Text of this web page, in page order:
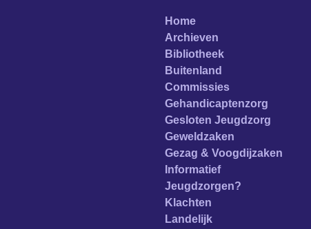
Home
Archieven
Bibliotheek
Buitenland
Commissies
Gehandicaptenzorg
Gesloten Jeugdzorg
Geweldzaken
Gezag & Voogdijzaken
Informatief
Jeugdzorgen?
Klachten
Landelijk